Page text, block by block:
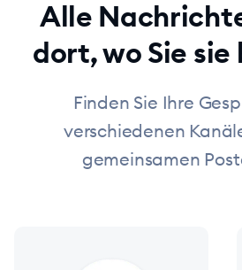
Alle
dort, wo Sie
Finden Sie Ihre
verschiedenen
gemeinsamen